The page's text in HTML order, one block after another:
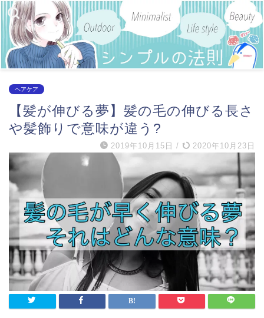
ヘアケア
【髪が伸びる夢】髪の毛の伸びる長さ
や髪飾りで意味が違う?
2019年10月15日 / 2020年10月23日